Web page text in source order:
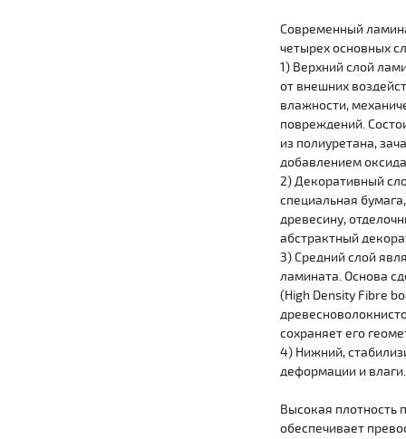
Современный
четырех основных
1) Верхний слой
от внешних
влажности,
повреждений.
из полиуретана,
добавлением
2) Декоративный
специальная
древесину,
абстрактный
3) Средний слой
ламината. Основа
(High Density Fibre
сохраняет его
4) Нижний,
деформации и влаги.
Высокая плотность
обеспечивает